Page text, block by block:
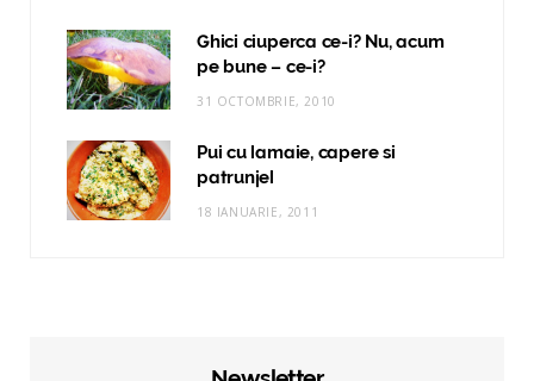
Ghici ciuperca ce-i? Nu, acum
pe bune – ce-i?
31 OCTOMBRIE, 2010
Pui cu lamaie, capere si
patrunjel
18 IANUARIE, 2011